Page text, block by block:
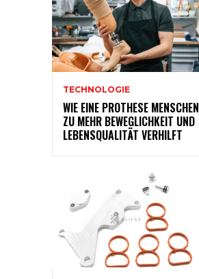
TECHNOLOGIE
WIE EINE PROTHESE MENSCHEN
ZU MEHR BEWEGLICHKEIT UND
LEBENSQUALITÄT VERHILFT